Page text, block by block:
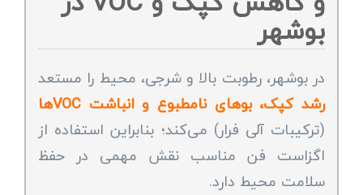
بوشهر
در بوشهر، رطوبت بالا و شرجی، محیط را مستعد
رشد کپک، بوهای نامطبوع و انباشت VOCها
(ترکیبات آلی فرار) می‌کند؛ بنابراین استفاده از
اگزاست فن مناسب نقش مهمی در حفظ
سلامت محیط دارد.